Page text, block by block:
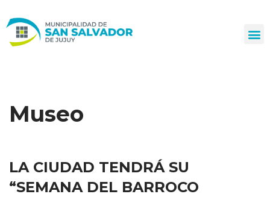
al
Museo
LA CIUDAD TENDRÁ SU
“SEMANA DEL BARROCO